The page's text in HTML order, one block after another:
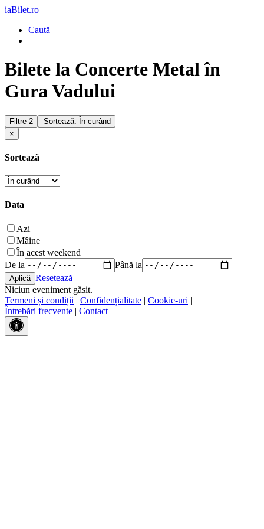
iaBilet.ro
Caută
Bilete la Concerte Metal în
Gura Vadului
Filtre 2
Sortează: În curând
×
Sortează
Data
Azi
Mâine
În acest weekend
De la
Până la
Resetează
Niciun eveniment găsit.
Termeni și condiții | Confidențialitate | Cookie-uri |
Întrebări frecvente | Contact